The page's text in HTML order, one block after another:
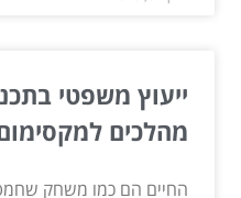
ייעוץ משפטי
מהלכים
החיים הם כמו משחק